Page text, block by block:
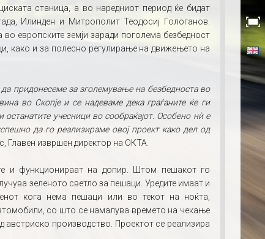
станица, а во наредниот период ќе бидат
Илинден и Митрополит Теодосиј Гологанов.
европските земји заради поголема безбедност
како и за полесно регулирање на движењето на
придонесеме за зголемување на безбедноста во
во Скопје и се надеваме дека граѓаните ќе ги
учесници во сообраќајот. Особено нѝ е
да го реализираме овој проект како дел од
Главен извршен директор на ОКТА.
и функционираат на допир. Штом пешакот го
зеленото светло за пешаци. Уредите имаат и
кога нема пешаци или во текот на ноќта,
со што се намалува времето на чекање
австриско производство. Проектот се реализира